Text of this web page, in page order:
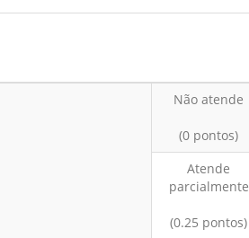
Não atende
(0 pontos)
Atende
parcialmente
(0.25 pontos)